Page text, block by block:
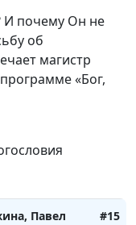
И почему Он не
об
магистр
«Бог,
и
Эдуард
Андрей
Павел
#15